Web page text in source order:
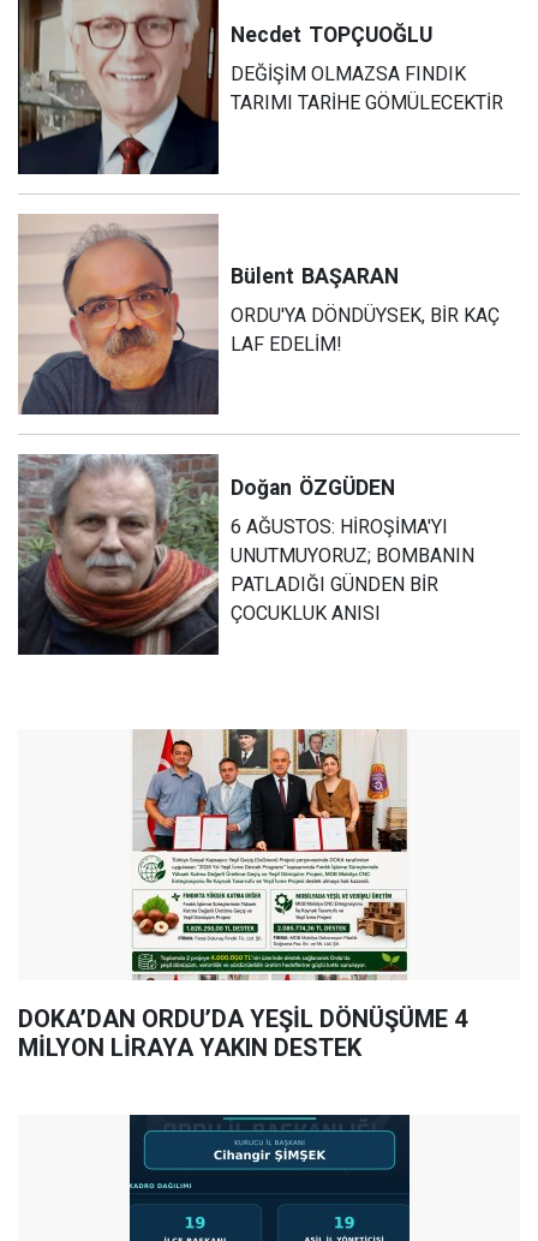
Necdet TOPÇUOĞLU
DEĞİŞİM OLMAZSA FINDIK
TARIMI TARİHE GÖMÜLECEKTİR
Bülent BAŞARAN
ORDU'YA DÖNDÜYSEK, BİR KAÇ
LAF EDELİM!
Doğan ÖZGÜDEN
6 AĞUSTOS: HİROŞİMA'YI
UNUTMUYORUZ; BOMBANIN
PATLADIĞI GÜNDEN BİR
ÇOCUKLUK ANISI
DOKA’DAN ORDU’DA YEŞİL DÖNÜŞÜME 4
MİLYON LİRAYA YAKIN DESTEK